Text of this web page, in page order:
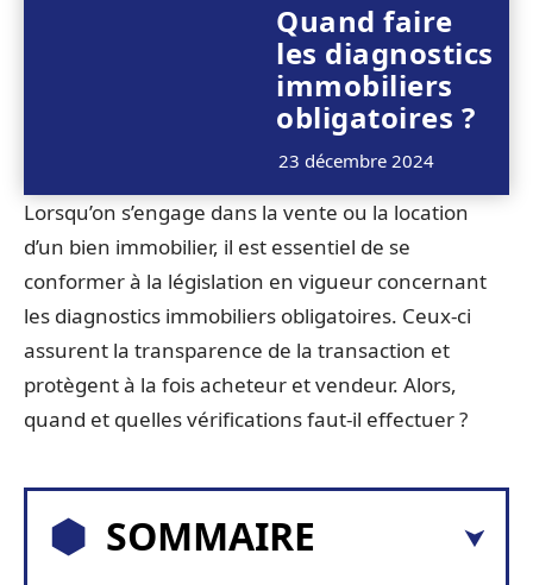
Quand faire
les diagnostics
immobiliers
obligatoires ?
23 décembre 2024
Lorsqu’on s’engage dans la vente ou la location
d’un bien immobilier, il est essentiel de se
conformer à la législation en vigueur concernant
les diagnostics immobiliers obligatoires. Ceux-ci
assurent la transparence de la transaction et
protègent à la fois acheteur et vendeur. Alors,
quand et quelles vérifications faut-il effectuer ?
SOMMAIRE